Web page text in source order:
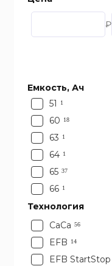
₽
Емкость, Ач
51
1
60 18
63 1
64 1
65 37
66 1
68 4
70 13
75 3
85 1
Технология
CaCa 56
EFB 14
EFB StartStop